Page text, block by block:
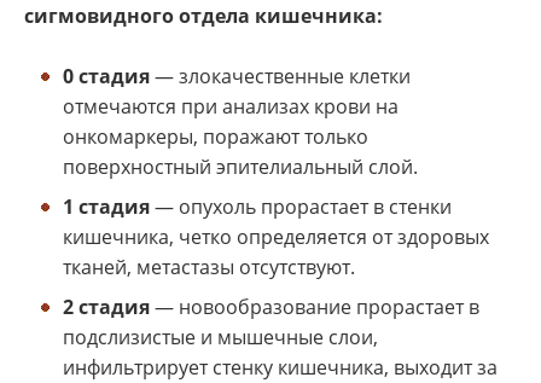
сигмовидного отдела кишечника:
0 стадия— злокачественные клетки
отмечаются при анализах крови на
онкомаркеры, поражают только
поверхностный эпителиальный слой.
1 стадия— опухоль прорастает в стенки
кишечника, четко определяется от здоровых
тканей, метастазы отсутствуют.
2 стадия— новообразование прорастает в
подслизистые и мышечные слои,
инфильтрирует стенку кишечника, выходит за